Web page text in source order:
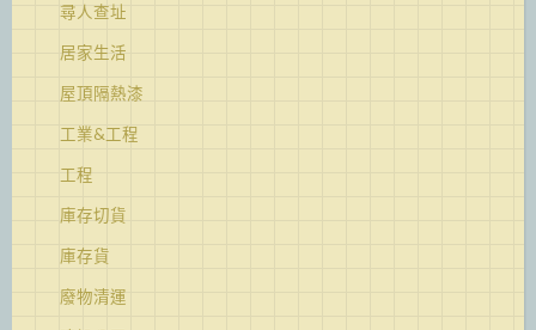
尋人查址
居家生活
屋頂隔熱漆
工業&工程
工程
庫存切貨
庫存貨
廢物清運